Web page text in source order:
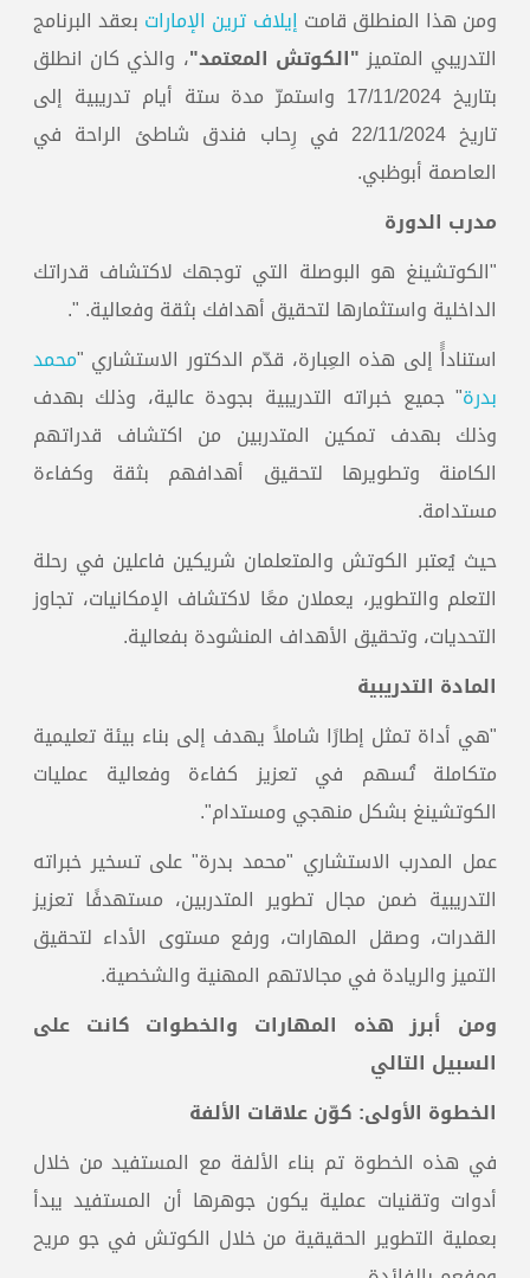
ومن هذا المنطلق قامت إيلاف ترين الإمارات بعقد البرنامج
التدريبي المتميز "الكوتش المعتمد"، والذي كان انطلق
بتاريخ 17/11/2024 واستمرّ مدة ستة أيام تدريبية إلى
تاريخ 22/11/2024 في رِحاب فندق شاطئ الراحة في
العاصمة أبوظبي.
مدرب الدورة
"الكوتشينغ هو البوصلة التي توجهك لاكتشاف قدراتك
الداخلية واستثمارها لتحقيق أهدافك بثقة وفعالية. ".
استناداًً إلى هذه العِبارة، قدّم الدكتور الاستشاري "محمد
بدرة" جميع خبراته التدريبية بجودة عالية، وذلك بهدف
وذلك بهدف تمكين المتدربين من اكتشاف قدراتهم
الكامنة وتطويرها لتحقيق أهدافهم بثقة وكفاءة
مستدامة.
حيث يُعتبر الكوتش والمتعلمان شريكين فاعلين في رحلة
التعلم والتطوير، يعملان معًا لاكتشاف الإمكانيات، تجاوز
التحديات، وتحقيق الأهداف المنشودة بفعالية.
المادة التدريبية
"هي أداة تمثل إطارًا شاملاً يهدف إلى بناء بيئة تعليمية
متكاملة تُسهم في تعزيز كفاءة وفعالية عمليات
الكوتشينغ بشكل منهجي ومستدام".
عمل المدرب الاستشاري "محمد بدرة" على تسخير خبراته
التدريبية ضمن مجال تطوير المتدربين، مستهدفًا تعزيز
القدرات، وصقل المهارات، ورفع مستوى الأداء لتحقيق
التميز والريادة في مجالاتهم المهنية والشخصية.
ومن أبرز هذه المهارات والخطوات كانت على
السبيل التالي
الخطوة الأولى: كوّن علاقات الألفة
في هذه الخطوة تم بناء الألفة مع المستفيد من خلال
أدوات وتقنيات عملية يكون جوهرها أن المستفيد يبدأ
بعملية التطوير الحقيقية من خلال الكوتش في جو مريح